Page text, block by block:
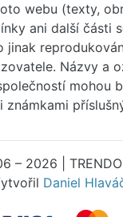
webu (texty,
ani další části
jinak
Názvy a
mohou
známkami
– 2026 |
Daniel